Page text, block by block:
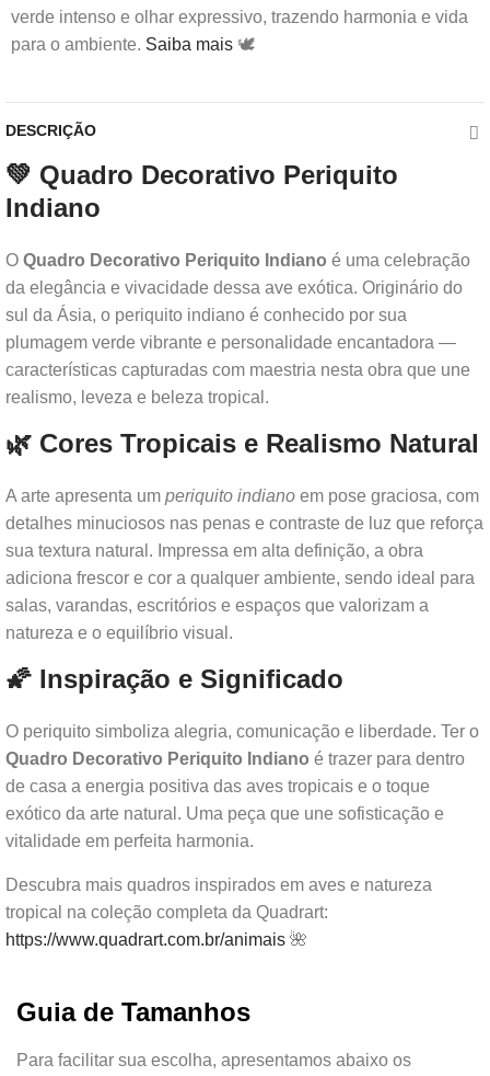
verde intenso e olhar expressivo, trazendo harmonia e vida
para o ambiente. Saiba mais 🕊️
DESCRIÇÃO
💚 Quadro Decorativo Periquito
Indiano
O Quadro Decorativo Periquito Indiano é uma celebração
da elegância e vivacidade dessa ave exótica. Originário do
sul da Ásia, o periquito indiano é conhecido por sua
plumagem verde vibrante e personalidade encantadora —
características capturadas com maestria nesta obra que une
realismo, leveza e beleza tropical.
🌿 Cores Tropicais e Realismo Natural
A arte apresenta um periquito indiano em pose graciosa, com
detalhes minuciosos nas penas e contraste de luz que reforça
sua textura natural. Impressa em alta definição, a obra
adiciona frescor e cor a qualquer ambiente, sendo ideal para
salas, varandas, escritórios e espaços que valorizam a
natureza e o equilíbrio visual.
🌠 Inspiração e Significado
O periquito simboliza alegria, comunicação e liberdade. Ter o
Quadro Decorativo Periquito Indiano é trazer para dentro
de casa a energia positiva das aves tropicais e o toque
exótico da arte natural. Uma peça que une sofisticação e
vitalidade em perfeita harmonia.
Descubra mais quadros inspirados em aves e natureza
tropical na coleção completa da Quadrart:
https://www.quadrart.com.br/animais 🌺
Guia de Tamanhos
Para facilitar sua escolha, apresentamos abaixo os